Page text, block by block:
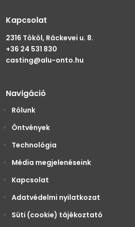
Kapcsolat
2316 Tököl, Ráckevei u. 8.
+36 24 531 830
casting@alu-onto.hu
Navigáció
Rólunk
Öntvények
Technológia
Média megjelenéseink
Kapcsolat
Adatvédelmi nyilatkozat
Süti (cookie) tájékoztató